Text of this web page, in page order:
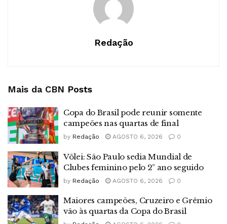
Redação
Mais da CBN Posts
Copa do Brasil pode reunir somente
campeões nas quartas de final
by Redação AGOSTO 6, 2026 0
Vôlei: São Paulo sedia Mundial de
Clubes feminino pelo 2º ano seguido
by Redação AGOSTO 6, 2026 0
Maiores campeões, Cruzeiro e Grêmio
vão às quartas da Copa do Brasil